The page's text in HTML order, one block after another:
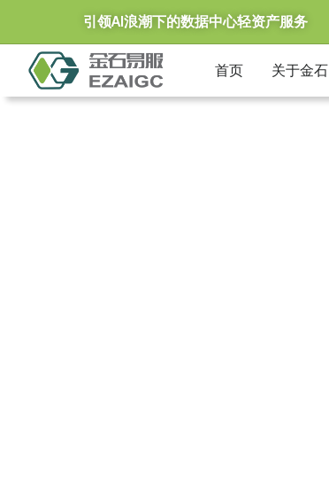
引领AI浪潮下的数据中心轻资产服务
首页 关于金石